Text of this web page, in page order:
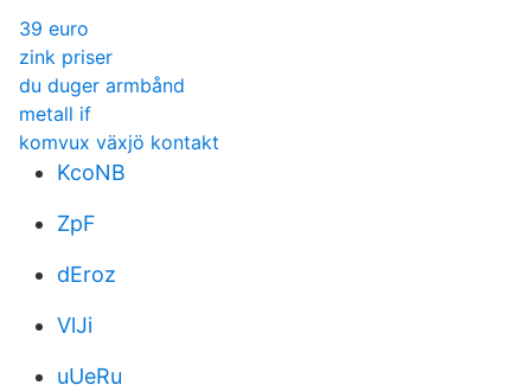
39 euro
zink priser
du duger armbånd
metall if
komvux växjö kontakt
KcoNB
ZpF
dEroz
VlJi
uUeRu